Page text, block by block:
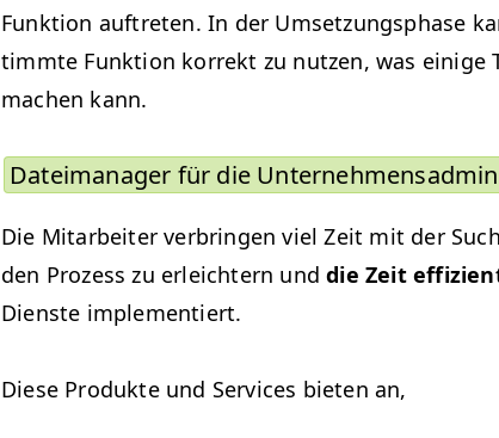
Funk­tion auftreten. In der Umset­zungsphase
timmte Funk­tion kor­rekt zu nutzen, was einige
machen kann.
Dateiman­ag­er für die
Die Mitar­beit­er ver­brin­gen viel Zeit mit der
den Prozess zu erle­ichtern unddie Zeit
Dien­ste implementiert.
Diese Pro­duk­te und Ser­vices bieten an,